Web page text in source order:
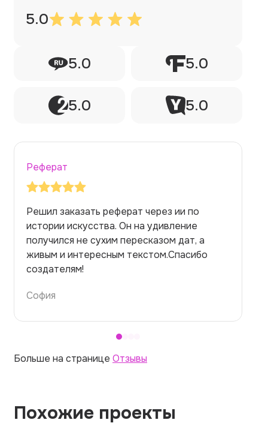
5.0
5.0 5.0
5.0 5.0
Реферат
Заказывала реферат с помощью нейросети
на медицинскую тему. Ожидала худшего,
но справилась. Термины использовала
правильно. Для быстрого ознакомления с
темой — идеально.
Алина
Больше на странице Отзывы
Похожие проекты